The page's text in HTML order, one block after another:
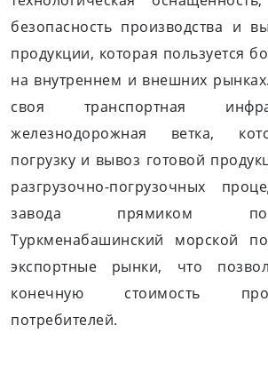
безопасность производства и
продукции, которая пользуется
на внутреннем и внешних
своя транспортная
железнодорожная ветка,
погрузку и вывоз готовой
разгрузочно-погрузочных
завода прямиком
Туркменабашинский морской
экспортные рынки, что
конечную стоимость
потребителей.